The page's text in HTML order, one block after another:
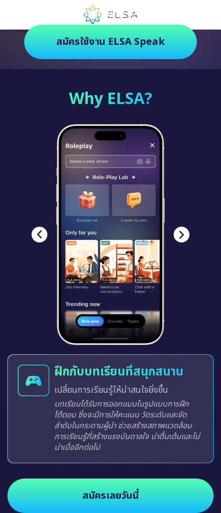
ตัวช่วยฝึกภาษายุคใหม่ ฝึกสนุกยิ่งกว่า
สมัครใช้งาน ELSA Speak
Why ELSA?
ฝึกกับบทเรียนที่สนุกสนาน
เปลี่ยนการเรียนรู้ให้น่าสนใจยิ่งขึ้น
บทเรียนได้รับการออกแบบในรูปแบบการฝึก
โต้ตอบ ซึ่งจะมีการให้คะแนน วัดระดับและจัด
ลำดับในกระดานผู้นำ ช่วยสร้างสภาพแวดล้อม
การเรียนรู้ที่สร้างแรงบันดาลใจ น่าตื่นเต้นและไม่
น่าเบื่ออีกต่อไป
สมัครเลยวันนี้